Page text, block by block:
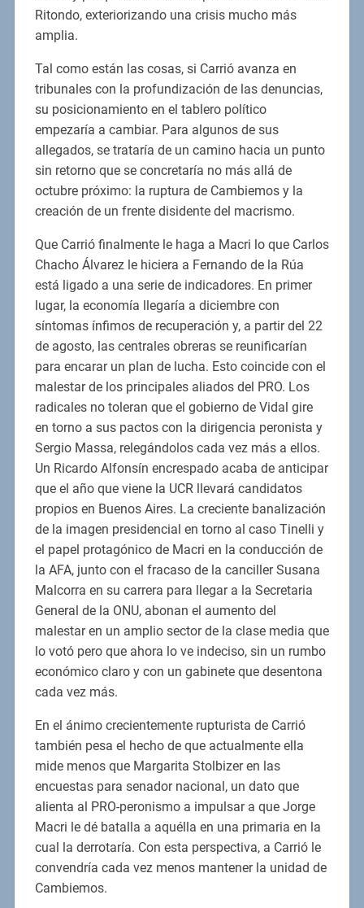
Ritondo, exteriorizando una crisis mucho más
amplia.
Tal como están las cosas, si Carrió avanza en
tribunales con la profundización de las denuncias,
su posicionamiento en el tablero político
empezaría a cambiar. Para algunos de sus
allegados, se trataría de un camino hacia un punto
sin retorno que se concretaría no más allá de
octubre próximo: la ruptura de Cambiemos y la
creación de un frente disidente del macrismo.
Que Carrió finalmente le haga a Macri lo que Carlos
Chacho Álvarez le hiciera a Fernando de la Rúa
está ligado a una serie de indicadores. En primer
lugar, la economía llegaría a diciembre con
síntomas ínfimos de recuperación y, a partir del 22
de agosto, las centrales obreras se reunificarían
para encarar un plan de lucha. Esto coincide con el
malestar de los principales aliados del PRO. Los
radicales no toleran que el gobierno de Vidal gire
en torno a sus pactos con la dirigencia peronista y
Sergio Massa, relegándolos cada vez más a ellos.
Un Ricardo Alfonsín encrespado acaba de anticipar
que el año que viene la UCR llevará candidatos
propios en Buenos Aires. La creciente banalización
de la imagen presidencial en torno al caso Tinelli y
el papel protagónico de Macri en la conducción de
la AFA, junto con el fracaso de la canciller Susana
Malcorra en su carrera para llegar a la Secretaria
General de la ONU, abonan el aumento del
malestar en un amplio sector de la clase media que
lo votó pero que ahora lo ve indeciso, sin un rumbo
económico claro y con un gabinete que desentona
cada vez más.
En el ánimo crecientemente rupturista de Carrió
también pesa el hecho de que actualmente ella
mide menos que Margarita Stolbizer en las
encuestas para senador nacional, un dato que
alienta al PRO-peronismo a impulsar a que Jorge
Macri le dé batalla a aquélla en una primaria en la
cual la derrotaría. Con esta perspectiva, a Carrió le
convendría cada vez menos mantener la unidad de
Cambiemos.